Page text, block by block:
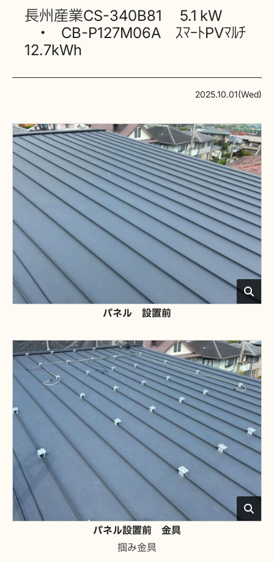
長州産業CS-340B81 5.1 kW
・ CB-P127M06A ｽﾏｰﾄPVﾏﾙﾁ
12.7kWh
2025.10.01(Wed)
パネル 設置前
パネル設置前 金具
掴み金具